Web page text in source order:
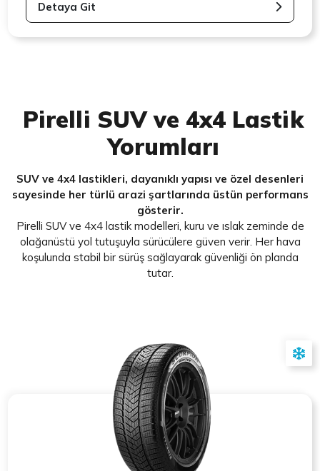
Detaya Git
Pirelli SUV ve 4x4 Lastik
Yorumları
SUV ve 4x4 lastikleri, dayanıklı yapısı ve özel desenleri
sayesinde her türlü arazi şartlarında üstün performans
gösterir.
Pirelli SUV ve 4x4 lastik modelleri, kuru ve ıslak zeminde de
olağanüstü yol tutuşuyla sürücülere güven verir. Her hava
koşulunda stabil bir sürüş sağlayarak güvenliği ön planda
tutar.